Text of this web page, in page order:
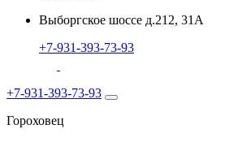
Выборгское шоссе д.212, 31А
+7-931-393-73-93
+7-931-393-73-93
Гороховец